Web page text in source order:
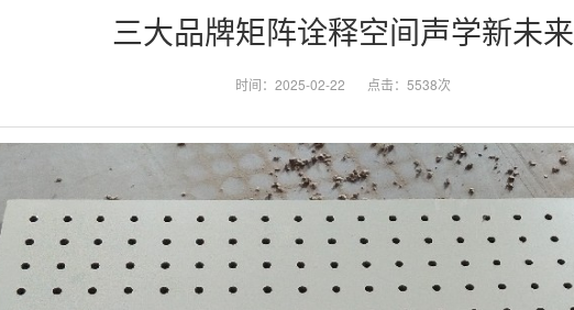
三大品牌矩阵诠释空间声学新未来
时间：2025-02-22 点击：5538次